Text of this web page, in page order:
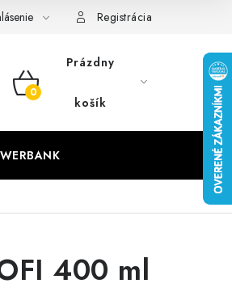
Registrácia
NÁKUPNÝ
Prázdny
košík
400 ml